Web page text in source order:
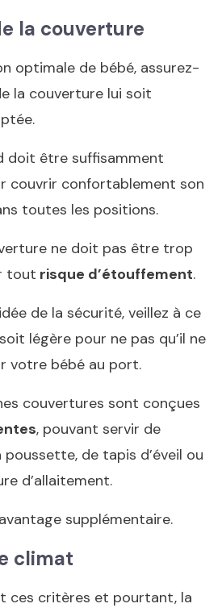
la couverture
optimale de bébé, assurez-
la couverture lui soit
doit être suffisamment
couvrir confortablement son
toutes les positions.
ne doit pas être trop
tout risque d’étouffement.
de la sécurité, veillez à ce
légère pour ne pas qu’il ne
votre bébé au port.
couvertures sont conçues
, pouvant servir de
de tapis d’éveil ou
d’allaitement.
supplémentaire.
climat
ces critères et pourtant, la